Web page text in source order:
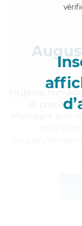
,
et possède
courses/